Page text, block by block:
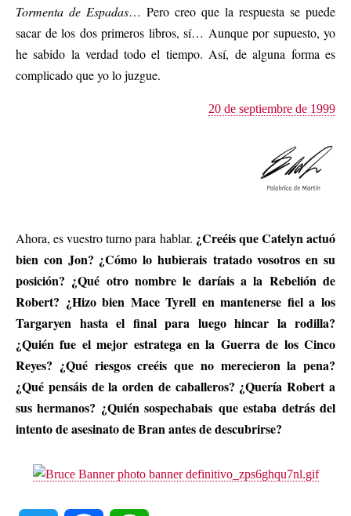
Tormenta de Espadas… Pero creo que la respuesta se puede
sacar de los dos primeros libros, sí… Aunque por supuesto, yo
he sabido la verdad todo el tiempo. Así, de alguna forma es
complicado que yo lo juzgue.
20 de septiembre de 1999
Ahora, es vuestro turno para hablar. ¿Creéis que Catelyn actuó
bien con Jon? ¿Cómo lo hubierais tratado vosotros en su
posición? ¿Qué otro nombre le daríais a la Rebelión de
Robert? ¿Hizo bien Mace Tyrell en mantenerse fiel a los
Targaryen hasta el final para luego hincar la rodilla?
¿Quién fue el mejor estratega en la Guerra de los Cinco
Reyes? ¿Qué riesgos creéis que no merecieron la pena?
¿Qué pensáis de la orden de caballeros? ¿Quería Robert a
sus hermanos? ¿Quién sospechabais que estaba detrás del
intento de asesinato de Bran antes de descubrirse?